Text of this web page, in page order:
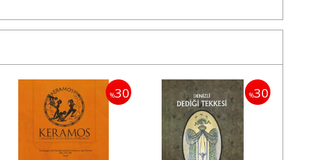
%30 %30